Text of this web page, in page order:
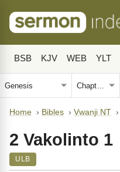
BSB KJV WEB YLT
Home › Bibles › Vwanji NT ›
2 Vakolinto 1
ULB